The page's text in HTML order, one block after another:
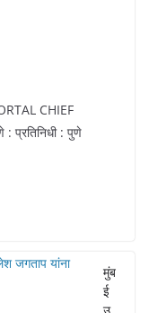
CHIEF
प्रतिनिधी : पुणे
मुंब
ई